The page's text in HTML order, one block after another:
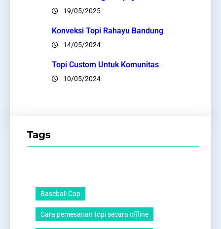
19/05/2025
Konveksi Topi Rahayu Bandung
14/05/2024
Topi Custom Untuk Komunitas
10/05/2024
Tags
Baseball Cap
Cara pemesanan topi secara offline